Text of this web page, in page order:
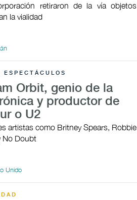
retiraron de la vía objetos
la vialidad
ESPECTÁCULOS
Orbit, genio de la
y productor de
o U2
artistas como Britney Spears, Robbie
No Doubt
Unido